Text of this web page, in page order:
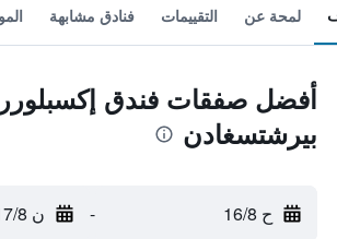
لمحة عن التقييمات فنادق مشابهة
أفضل صفقات فندق إكسبلورر
بيرشتسغادن
ح 16/8 - ن 17/8